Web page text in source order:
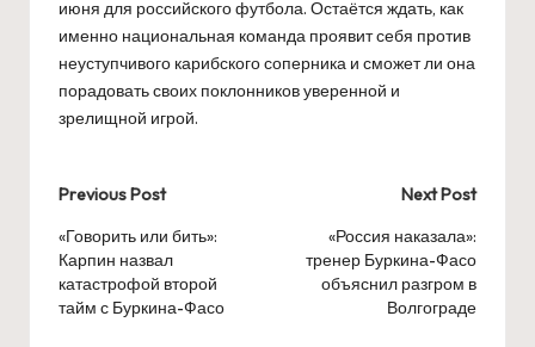
июня для российского футбола. Остаётся ждать, как
именно национальная команда проявит себя против
неуступчивого карибского соперника и сможет ли она
порадовать своих поклонников уверенной и
зрелищной игрой.
Post
navigation
Previous Post
«Говорить или бить»:
Карпин назвал
катастрофой второй
тайм с Буркина-Фасо
Next Post
«Россия наказала»:
тренер Буркина-Фасо
объяснил разгром в
Волгограде